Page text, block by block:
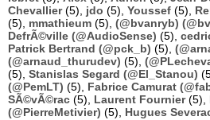
Chevallier(5), jdo (5), Youssef (5),
(5), mmathieum (5), (@bvanryb)
DefrÃ©ville (@AudioSense) (5),
Patrick Bertrand (@pck_b) (5),
(@arnaud_thurudev) (5),
(5), Stanislas Segard (@El_Stanou)
(@PemLT) (5), Fabrice Camurat
SÃ©vÃ©rac (5), Laurent Fournier(5),
(@PierreMetivier) (5), Hugues